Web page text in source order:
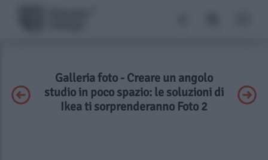
Galleria foto - Creare un angolo
studio in poco spazio: le soluzioni di
Ikea ti sorprenderanno Foto 2